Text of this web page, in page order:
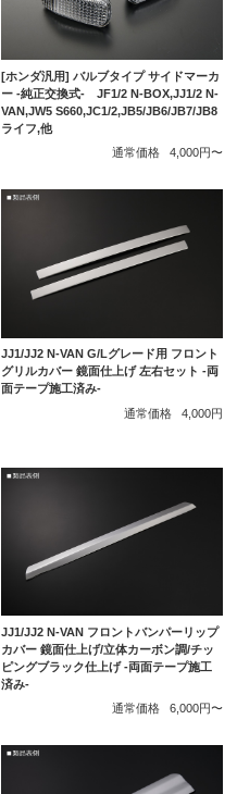
[ホンダ汎用] バルブタイプ サイドマーカ
ー -純正交換式- JF1/2 N-BOX,JJ1/2 N-
VAN,JW5 S660,JC1/2,JB5/JB6/JB7/JB8
ライフ,他
通常価格
4,000円〜
JJ1/JJ2 N-VAN G/Lグレード用 フロント
グリルカバー 鏡面仕上げ 左右セット -両
面テープ施工済み-
通常価格
4,000円
JJ1/JJ2 N-VAN フロントバンパーリップ
カバー 鏡面仕上げ/立体カーボン調/チッ
ピングブラック仕上げ -両面テープ施工
済み-
通常価格
6,000円〜